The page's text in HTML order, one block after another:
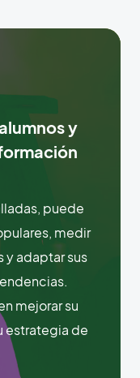
y
puede
medir
y adaptar sus
mejorar su
estrategia de